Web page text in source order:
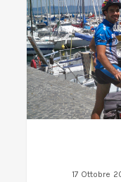
ama
i
ciclisti:
splendidi
tour
per
17 Ottobre